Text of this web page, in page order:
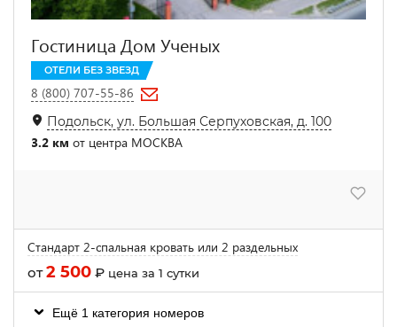
Гостиница Дом Ученых
ОТЕЛИ БЕЗ ЗВЕЗД
8 (800) 707-55-86
Подольск, ул. Большая Серпуховская, д. 100
3.2 км от центра МОСКВА
Стандарт 2-спальная кровать или 2 раздельных
от2 500 ₽ цена за 1 сутки
Ещё 1 категория номеров